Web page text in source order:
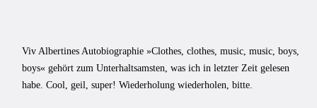
Viv Albertines Autobiographie »Clothes, clothes, music, music, boys,
boys« gehört zum Unterhaltsamsten, was ich in letzter Zeit gelesen
habe. Cool, geil, super! Wiederholung wiederholen, bitte.